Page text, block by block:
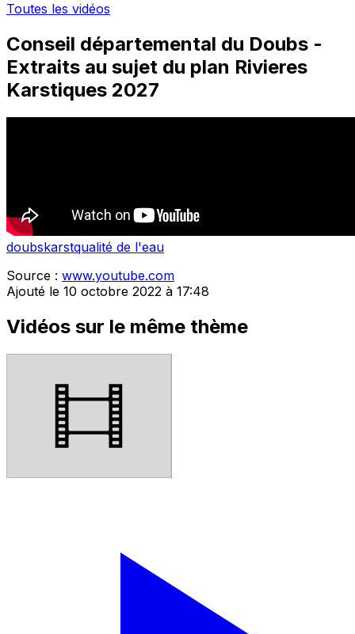
Toutes les vidéos
Conseil départemental du Doubs -
Extraits au sujet du plan Rivieres
Karstiques 2027
doubskarstqualité de l'eau
Source : www.youtube.com
Ajouté le 10 octobre 2022 à 17:48
Vidéos sur le même thème